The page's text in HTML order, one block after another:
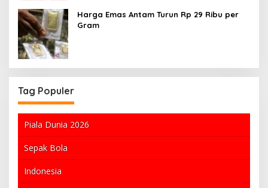
Harga Emas Antam Turun Rp 29 Ribu per
Gram
Tag Populer
Piala Dunia 2026
Sepak Bola
Indonesia